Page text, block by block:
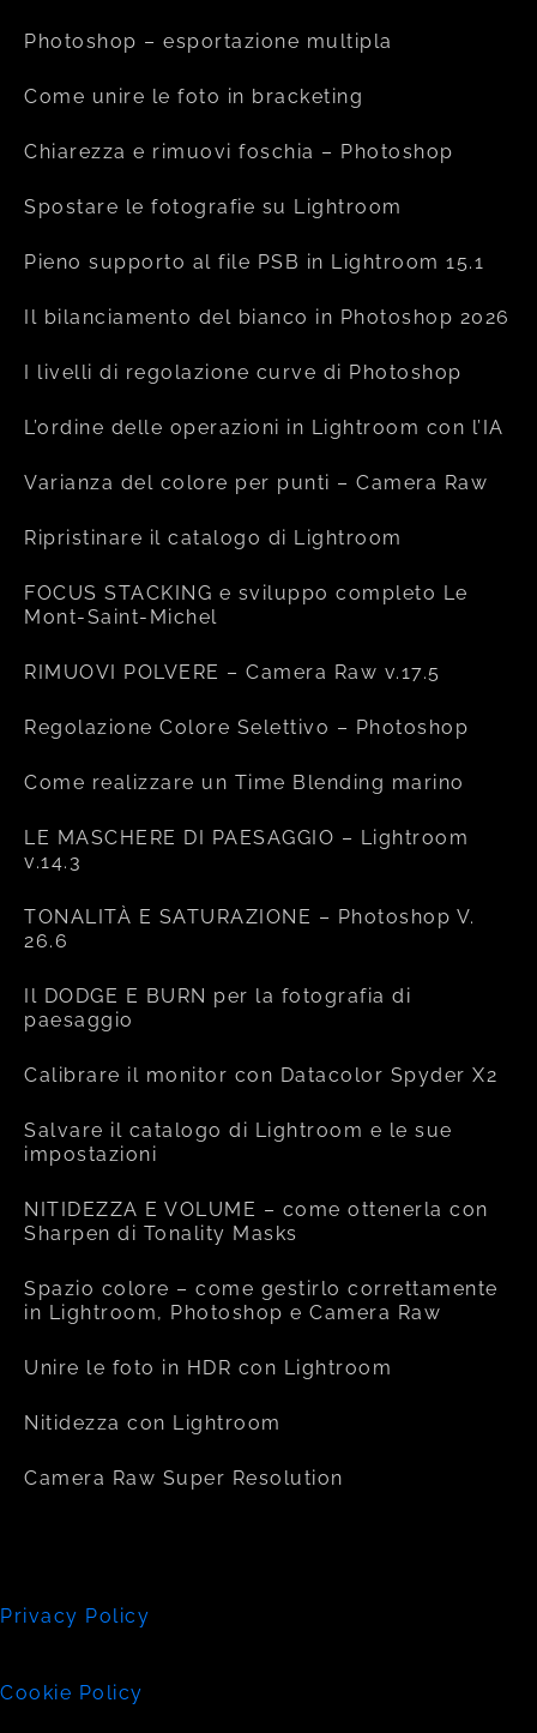
Photoshop – esportazione multipla
Come unire le foto in bracketing
Chiarezza e rimuovi foschia – Photoshop
Spostare le fotografie su Lightroom
Pieno supporto al file PSB in Lightroom 15.1
Il bilanciamento del bianco in Photoshop 2026
I livelli di regolazione curve di Photoshop
L’ordine delle operazioni in Lightroom con l’IA
Varianza del colore per punti – Camera Raw
Ripristinare il catalogo di Lightroom
FOCUS STACKING e sviluppo completo Le
Mont-Saint-Michel
RIMUOVI POLVERE – Camera Raw v.17.5
Regolazione Colore Selettivo – Photoshop
Come realizzare un Time Blending marino
LE MASCHERE DI PAESAGGIO – Lightroom
v.14.3
TONALITÀ E SATURAZIONE – Photoshop V.
26.6
Il DODGE E BURN per la fotografia di
paesaggio
Calibrare il monitor con Datacolor Spyder X2
Salvare il catalogo di Lightroom e le sue
impostazioni
NITIDEZZA E VOLUME – come ottenerla con
Sharpen di Tonality Masks
Spazio colore – come gestirlo correttamente
in Lightroom, Photoshop e Camera Raw
Unire le foto in HDR con Lightroom
Nitidezza con Lightroom
Camera Raw Super Resolution
Privacy Policy
Cookie Policy